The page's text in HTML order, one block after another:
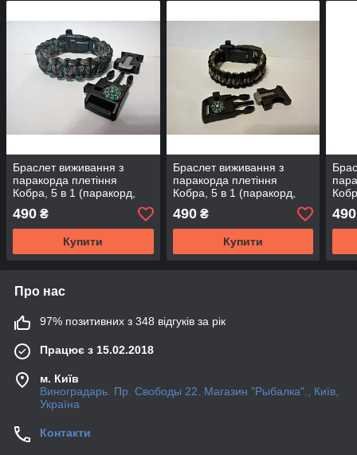
Браслет виживання з
паракорда плетіння
Кобра, 5 в 1 (паракорд,
кресало-кресало, свисток,
ріжуча кромка,
490 ₴
Купити
Браслет виживання з
паракорда плетіння
Кобра, 5 в 1 (паракорд,
кресало-кресало, свисток,
ріжуча кромка,
490₴
Купити
490
Про нас
97% позитивних з 348 відгуків за рік
Працює з 15.02.2018
м. Київ
Виноградарь. Пр. Свободы 22. Магазин "Рыбалка"., Київ,
Україна
Контакти